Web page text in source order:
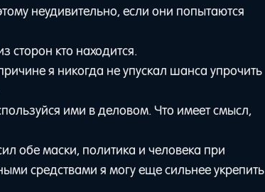
неудивительно, если они попытаются
сторон кто находится.
я никогда не упускал шанса упрочить
ими в деловом. Что имеет смысл,
обе маски, политика и человека при
средствами я могу еще сильнее укрепить